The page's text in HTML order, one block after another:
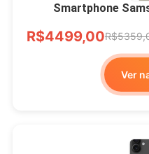
Smartphone
R$4499,00
Ver